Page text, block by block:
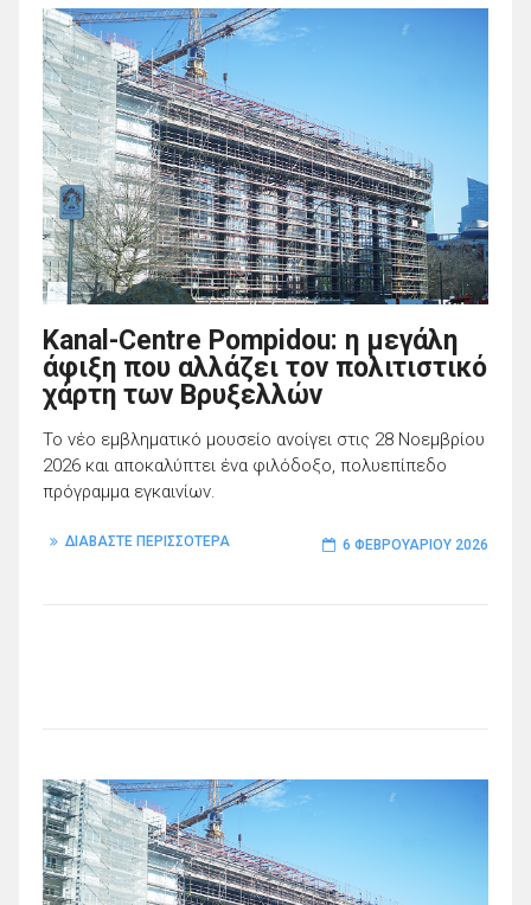
Kanal-Centre Pompidou: η μεγάλη
άφιξη που αλλάζει τον πολιτιστικό
χάρτη των Βρυξελλών
Το νέο εμβληματικό μουσείο ανοίγει στις 28 Νοεμβρίου
2026 και αποκαλύπτει ένα φιλόδοξο, πολυεπίπεδο
πρόγραμμα εγκαινίων.
ΔΙΑΒΑΣΤΕ ΠΕΡΙΣΣΟΤΕΡΑ 6 ΦΕΒΡΟΥΑΡΊΟΥ 2026